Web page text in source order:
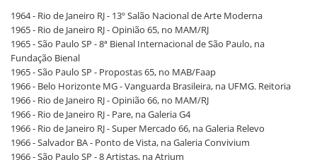
1964 - Rio de Janeiro RJ - 13º Salão Nacional de Arte Moderna
1965 - Rio de Janeiro RJ - Opinião 65, no MAM/RJ
1965 - São Paulo SP - 8ª Bienal Internacional de São Paulo, na
Fundação Bienal
1965 - São Paulo SP - Propostas 65, no MAB/Faap
1966 - Belo Horizonte MG - Vanguarda Brasileira, na UFMG. Reitoria
1966 - Rio de Janeiro RJ - Opinião 66, no MAM/RJ
1966 - Rio de Janeiro RJ - Pare, na Galeria G4
1966 - Rio de Janeiro RJ - Super Mercado 66, na Galeria Relevo
1966 - Salvador BA - Ponto de Vista, na Galeria Convivium
1966 - São Paulo SP - 8 Artistas, na Atrium